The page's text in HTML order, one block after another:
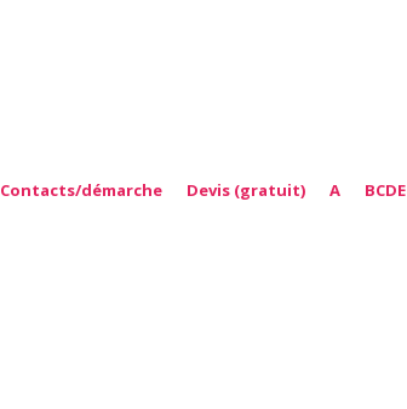
Contacts/démarche Devis (gratuit) A BCDE